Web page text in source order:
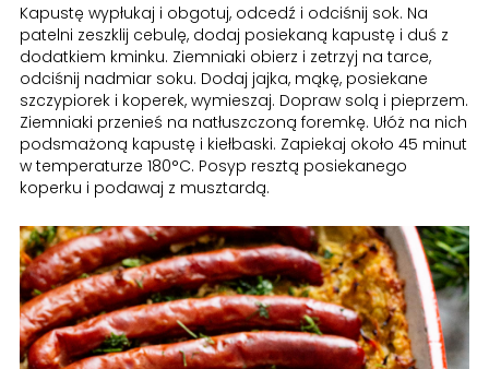
Kapustę wypłukaj i obgotuj, odcedź i odciśnij sok. Na
patelni zeszklij cebulę, dodaj posiekaną kapustę i duś z
dodatkiem kminku. Ziemniaki obierz i zetrzyj na tarce,
odciśnij nadmiar soku. Dodaj jajka, mąkę, posiekane
szczypiorek i koperek, wymieszaj. Dopraw solą i pieprzem.
Ziemniaki przenieś na natłuszczoną foremkę. Ułóż na nich
podsmażoną kapustę i kiełbaski. Zapiekaj około 45 minut
w temperaturze 180°C. Posyp resztą posiekanego
koperku i podawaj z musztardą.